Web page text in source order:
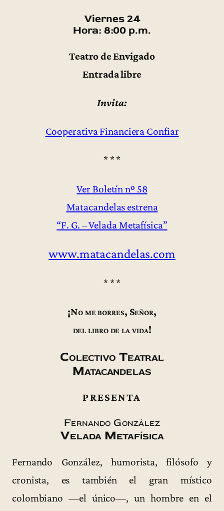
Viernes 24
Hora: 8:00 p.m.
Teatro de Envigado
Entrada libre
Invita:
Cooperativa Financiera Confiar
* * *
Ver Boletín nº 58
Matacandelas estrena
“F. G. – Velada Metafísica”
www.matacandelas.com
* * *
¡No me borres, Señor,
del libro de la vida!
Colectivo Teatral
Matacandelas
PRESENTA
Fernando González
Velada Metafísica
Fernando González, humorista, filósofo y
cronista, es también el gran místico
colombiano —el único—, un hombre en el